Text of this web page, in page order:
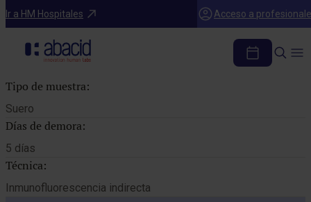
Ir a HM Hospitales Acceso a
Catálogo de pruebas
AC. IGM ANTI CHLAMYDIA PSITTACI
Tipo de muestra:
Suero
Días de demora:
5 días
Técnica:
Inmunofluorescencia indirecta